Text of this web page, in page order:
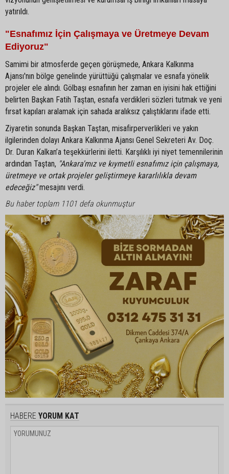
yatırıldı.
"Esnafımız İçin Çalışmaya ve Üretmeye Devam
Ediyoruz"
Samimi bir atmosferde geçen görüşmede, Ankara Kalkınma
Ajansı'nın bölge genelinde yürüttüğü çalışmalar ve esnafa yönelik
projeler ele alındı. Gölbaşı esnafının her zaman en iyisini hak ettiğini
belirten Başkan Fatih Taştan, esnafa verdikleri sözleri tutmak ve yeni
fırsat kapıları aralamak için sahada aralıksız çalıştıklarını ifade etti.
Ziyaretin sonunda Başkan Taştan, misafirperverlikleri ve yakın
ilgilerinden dolayı Ankara Kalkınma Ajansı Genel Sekreteri Av. Doç.
Dr. Duran Kalkan’a teşekkürlerini iletti. Karşılıklı iyi niyet temennilerinin
ardından Taştan, "Ankara'mız ve kıymetli esnafımız için çalışmaya,
üretmeye ve ortak projeler geliştirmeye kararlılıkla devam
edeceğiz"mesajını verdi.
Bu haber toplam 1101 defa okunmuştur
HABERE YORUM KAT